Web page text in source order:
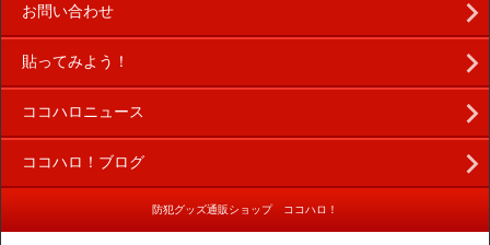
お問い合わせ
貼ってみよう！
ココハロニュース
ココハロ！ブログ
防犯グッズ通販ショップ ココハロ！